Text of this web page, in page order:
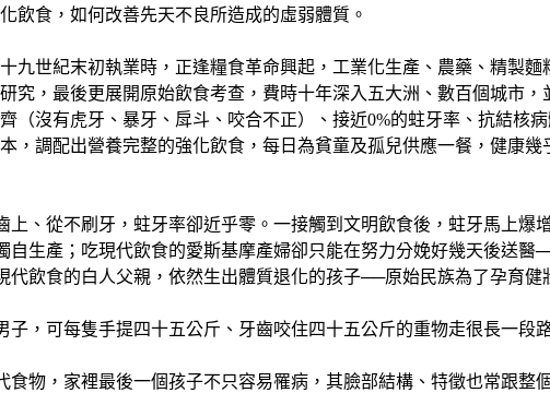
飲食，如何改善先天不良所造成的虛弱體質。
九世紀末初執業時，正逢糧食革命興起，工業化生產、農藥、精製
，最後更展開原始飲食考查，費時十年深入五大洲、數百個城市，
（沒有虎牙、暴牙、戽斗、咬合不正）、接近0%的蛀牙率、抗結核
，調配出營養完整的強化飲食，每日為貧童及孤兒供應一餐，健康
、從不刷牙，蛀牙率卻近乎零。一接觸到文明飲食後，蛀牙馬上爆
生產；吃現代飲食的愛斯基摩產婦卻只能在努力分娩好幾天後送醫
飲食的白人父親，依然生出體質退化的孩子──原始民族為了孕育
，可每隻手提四十五公斤、牙齒咬住四十五公斤的重物走很長一
物，家裡最後一個孩子不只容易罹病，其臉部結構、特徵也常跟整